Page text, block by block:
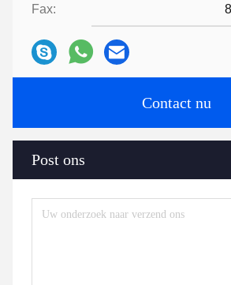
Fax:
Contact nu
Post ons